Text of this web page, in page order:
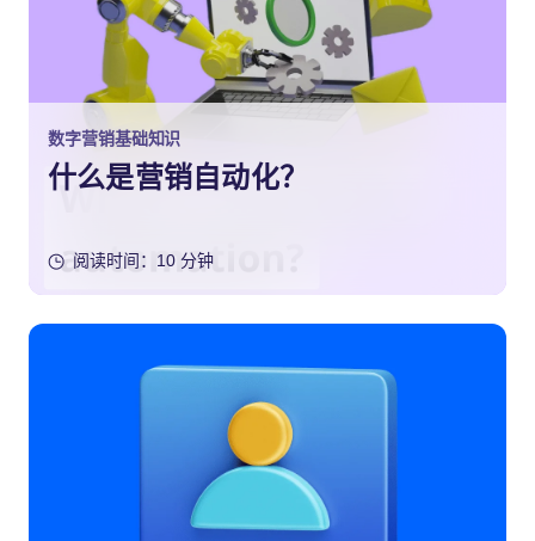
数字营销基础知识
什么是营销自动化？
阅读时间：10 分钟